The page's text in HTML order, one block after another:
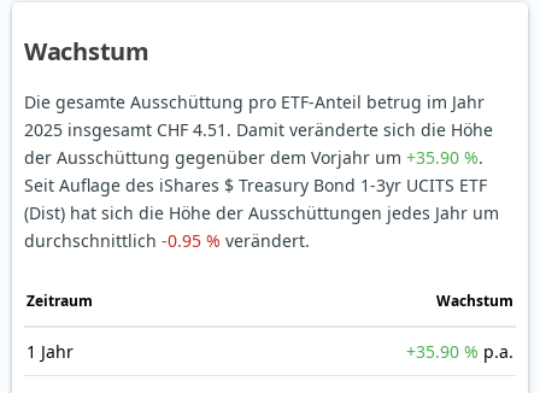
Wachstum
Die gesamte Ausschüttung pro ETF-Anteil betrug im Jahr
2025 insgesamt CHF 4.51. Damit veränderte sich die Höhe
der Ausschüttung gegenüber dem Vorjahr um +35.90 %.
Seit Auflage des iShares $ Treasury Bond 1-3yr UCITS ETF
(Dist) hat sich die Höhe der Ausschüttungen jedes Jahr um
durchschnittlich -0.95 % verändert.
Zeitraum Wachstum
1 Jahr +35.90 % p.a.